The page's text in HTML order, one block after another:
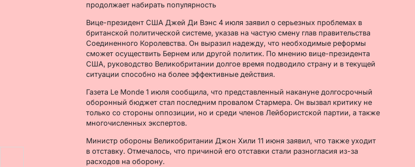
продолжает набирать популярность
Вице-президент США Джей Ди Вэнс 4 июля заявил о серьезных проблемах в
британской политической системе, указав на частую смену глав правительства
Соединенного Королевства. Он выразил надежду, что необходимые реформы
сможет осуществить Бернем или другой политик. По мнению вице-президента
США, руководство Великобритании долгое время подводило страну и в текущей
ситуации способно на более эффективные действия.
Газета Le Monde 1 июля сообщила, что представленный накануне долгосрочный
оборонный бюджет стал последним провалом Стармера. Он вызвал критику не
только со стороны оппозиции, но и среди членов Лейбористской партии, а также
многочисленных экспертов.
Министр обороны Великобритании Джон Хили 11 июня заявил, что также уходит
в отставку. Отмечалось, что причиной его отставки стали разногласия из-за
расходов на оборону.